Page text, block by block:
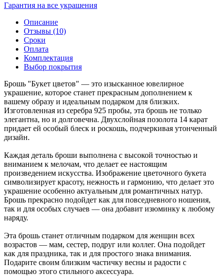
Гарантия на все украшения
Описание
Отзывы (10)
Сроки
Оплата
Комплектация
Выбор покрытия
Брошь "Букет цветов" — это изысканное ювелирное
украшение, которое станет прекрасным дополнением к
вашему образу и идеальным подарком для близких.
Изготовленная из серебра 925 пробы, эта брошь не только
элегантна, но и долговечна. Двухслойная позолота 14 карат
придает ей особый блеск и роскошь, подчеркивая утонченный
дизайн.
Каждая деталь броши выполнена с высокой точностью и
вниманием к мелочам, что делает ее настоящим
произведением искусства. Изображение цветочного букета
символизирует красоту, нежность и гармонию, что делает это
украшение особенно актуальным для романтичных натур.
Брошь прекрасно подойдет как для повседневного ношения,
так и для особых случаев — она добавит изюминку к любому
наряду.
Эта брошь станет отличным подарком для женщин всех
возрастов — мам, сестер, подруг или коллег. Она подойдет
как для праздника, так и для простого знака внимания.
Подарите своим близким частичку весны и радости с
помощью этого стильного аксессуара.